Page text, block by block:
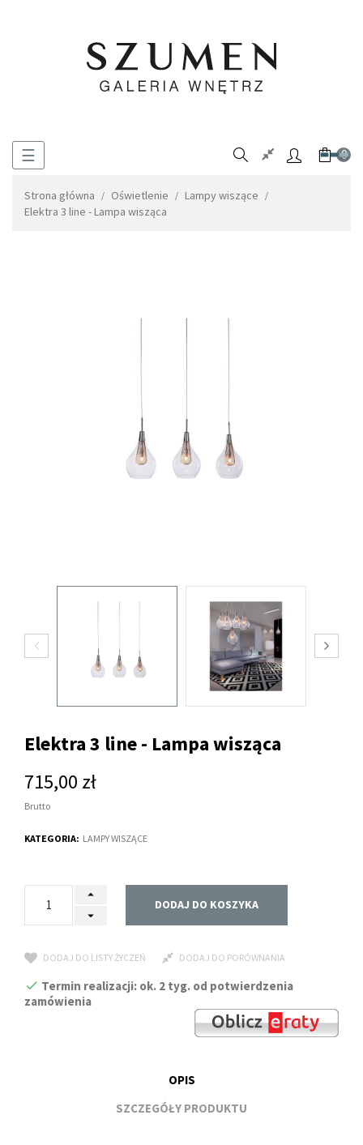
Toggle
☰ 0
Strona główna Oświetlenie
Lampy wiszące
Elektra 3 line - Lampa wisząca
Elektra 3 line - Lampa wisząca
715,00 zł
Brutto
KATEGORIA: LAMPY WISZĄCE
DODAJ DO KOSZYKA
DODAJ DO LISTY ŻYCZEŃ DODAJ DO PORÓWNANIA
Termin realizacji: ok. 2 tyg. od potwierdzenia
zamówienia
OPIS
SZCZEGÓŁY PRODUKTU